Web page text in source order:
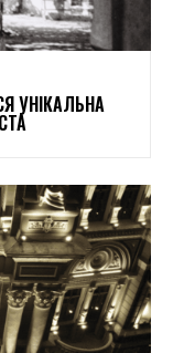
УНІКАЛЬНА